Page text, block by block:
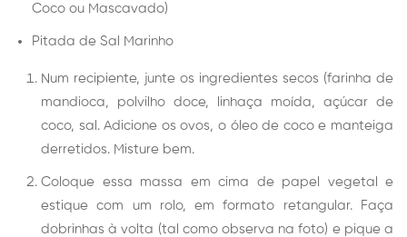
Coco ou Mascavado)
Pitada de Sal Marinho
Num recipiente, junte os ingredientes secos (farinha de
mandioca, polvilho doce, linhaça moída, açúcar de
coco, sal. Adicione os ovos, o óleo de coco e manteiga
derretidos. Misture bem.
Coloque essa massa em cima de papel vegetal e
estique com um rolo, em formato retangular. Faça
dobrinhas à volta (tal como observa na foto) e pique a